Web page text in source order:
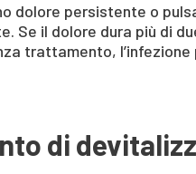
dolore persistente o
Se il dolore dura più di
trattamento,
di